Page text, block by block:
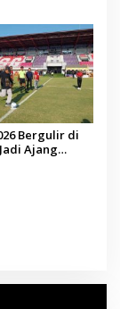
Bergulir di
Ajang